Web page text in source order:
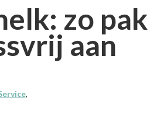
zo pak
aan
,